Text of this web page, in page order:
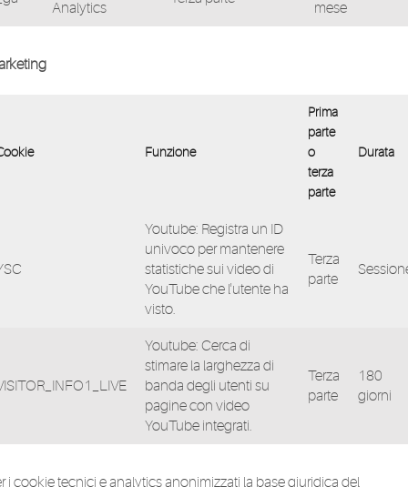
Analytics
mese
Funzione
Prima
parte
o
terza
parte
Durata
Youtube: Registra un ID
univoco per mantenere
statistiche sui video di
YouTube che l'utente ha
visto.
Terza
parte
Youtube: Cerca di
stimare la larghezza di
banda degli utenti su
pagine con video
YouTube integrati.
Terza
parte
180
giorni
i cookie tecnici e analytics anonimizzati la base giuridica del